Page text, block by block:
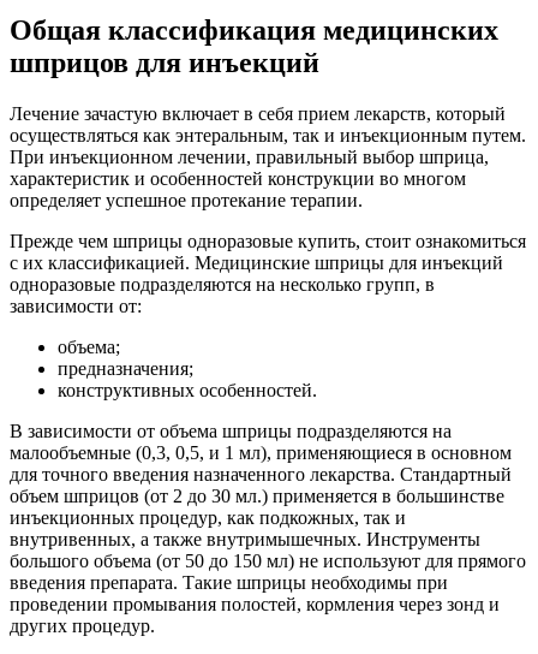
Общая классификация медицинских
шприцов для инъекций
Лечение зачастую включает в себя прием лекарств, который
осуществляться как энтеральным, так и инъекционным путем.
При инъекционном лечении, правильный выбор шприца,
характеристик и особенностей конструкции во многом
определяет успешное протекание терапии.
Прежде чем шприцы одноразовые купить, стоит ознакомиться
с их классификацией. Медицинские шприцы для инъекций
одноразовые подразделяются на несколько групп, в
зависимости от:
объема;
предназначения;
конструктивных особенностей.
В зависимости от объема шприцы подразделяются на
малообъемные (0,3, 0,5, и 1 мл), применяющиеся в основном
для точного введения назначенного лекарства. Стандартный
объем шприцов (от 2 до 30 мл.) применяется в большинстве
инъекционных процедур, как подкожных, так и
внутривенных, а также внутримышечных. Инструменты
большого объема (от 50 до 150 мл) не используют для прямого
введения препарата. Такие шприцы необходимы при
проведении промывания полостей, кормления через зонд и
других процедур.